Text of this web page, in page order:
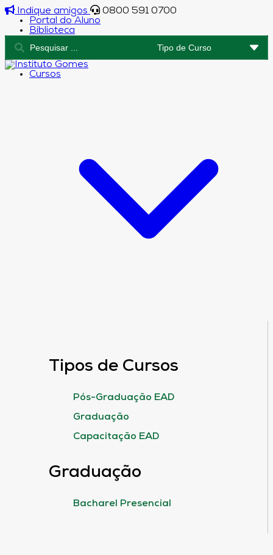
Indique amigos
0800 591 0700
Portal do Aluno
Biblioteca
Cursos
Tipos de Cursos
Pós-Graduação EAD
Graduação
Capacitação EAD
Graduação
Bacharel Presencial